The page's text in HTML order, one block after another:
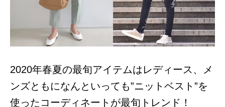
2020年春夏の最旬アイテムはレディース、メ
ンズともになんといっても”ニットベスト”を
使ったコーディネートが最旬トレンド！